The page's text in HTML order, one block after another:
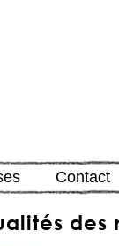
Contact
des